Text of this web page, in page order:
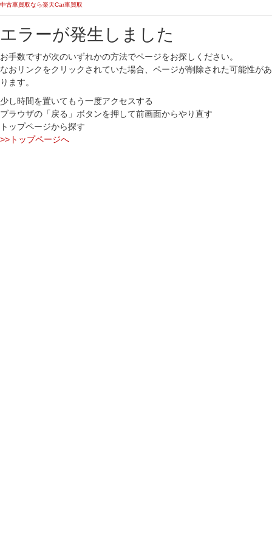
中古車買取なら楽天Car車買取
エラーが発生しました
お手数ですが次のいずれかの方法でページをお探しください。
なおリンクをクリックされていた場合、ページが削除された可能性があ
ります。
少し時間を置いてもう一度アクセスする
ブラウザの「戻る」ボタンを押して前画面からやり直す
トップページから探す
>>トップページへ